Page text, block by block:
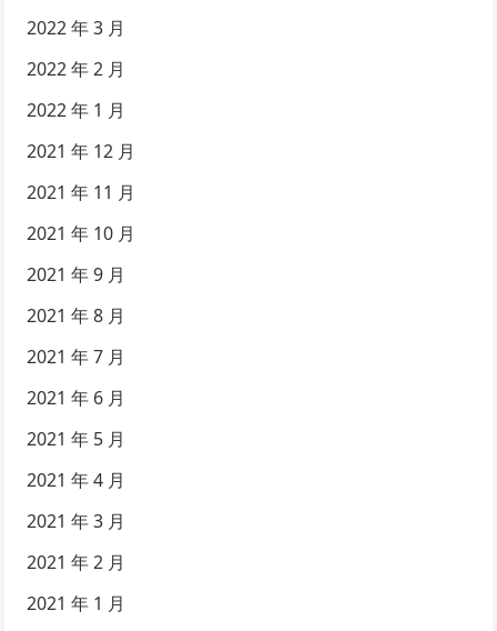
2022 年 3 月
2022 年 2 月
2022 年 1 月
2021 年 12 月
2021 年 11 月
2021 年 10 月
2021 年 9 月
2021 年 8 月
2021 年 7 月
2021 年 6 月
2021 年 5 月
2021 年 4 月
2021 年 3 月
2021 年 2 月
2021 年 1 月